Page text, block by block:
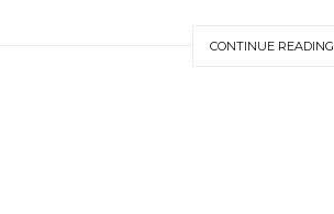
CONTINUE READING